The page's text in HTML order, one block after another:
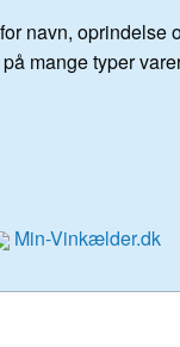
navn, oprindelse
mange typer
Min-Vinkælder.dk